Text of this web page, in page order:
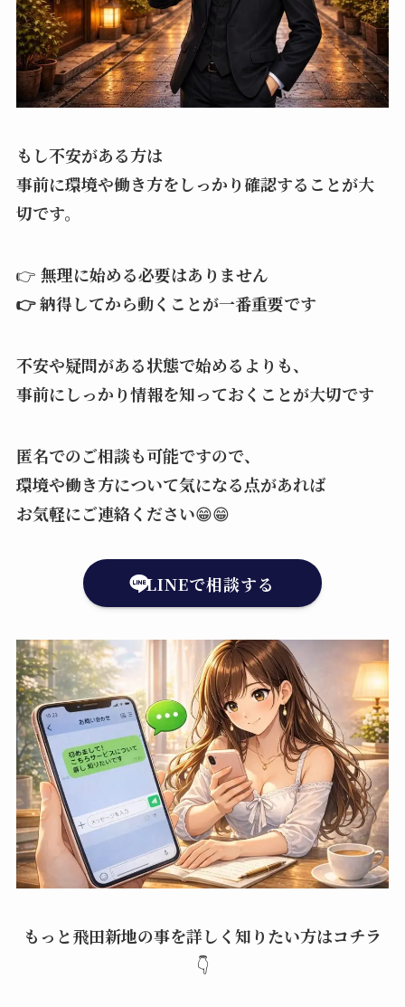
もし不安がある方は
事前に環境や働き方をしっかり確認することが大
切です。
👉 無理に始める必要はありません
👉 納得してから動くことが一番重要です
不安や疑問がある状態で始めるよりも、
事前にしっかり情報を知っておくことが大切です
匿名でのご相談も可能ですので、
環境や働き方について気になる点があれば
お気軽にご連絡ください😁😁
LINEで相談する
もっと飛田新地の事を詳しく知りたい方はコチラ
👇